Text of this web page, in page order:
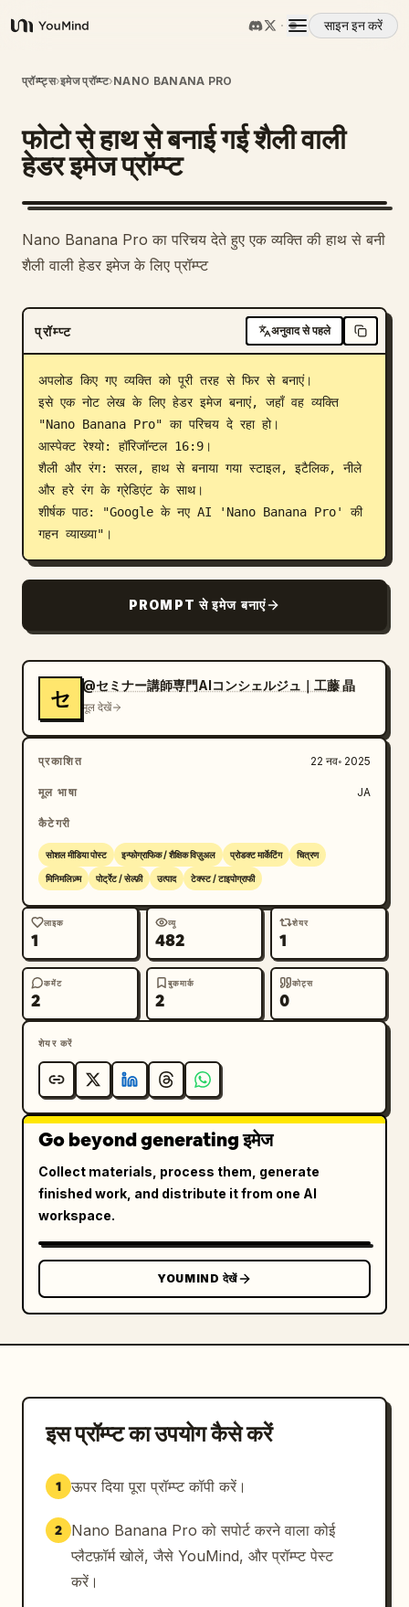
YouMind
साइन इन करें
अवलोकन
उपयोग के मामले
कौशल
प्रॉम्प्ट
मूल्य निर्धारण
डाउनलोड
अपडेट
प्रॉम्प्ट्स›इमेज प्रॉम्प्ट›NANO BANANA PRO
फोटो से हाथ से बनाई गई शैली वाली
हेडर इमेज प्रॉम्प्ट
Nano Banana Pro का परिचय देते हुए एक व्यक्ति की हाथ से बनी
शैली वाली हेडर इमेज के लिए प्रॉम्प्ट
प्रॉम्प्ट अनुवाद से पहले
अपलोड किए गए व्यक्ति को पूरी तरह से फिर से बनाएं।
इसे एक नोट लेख के लिए हेडर इमेज बनाएं, जहाँ वह व्यक्ति
"Nano Banana Pro" का परिचय दे रहा हो।
आस्पेक्ट रेश्यो: हॉरिजॉन्टल 16:9।
शैली और रंग: सरल, हाथ से बनाया गया स्टाइल, इटैलिक, नीले
और हरे रंग के ग्रेडिएंट के साथ।
शीर्षक पाठ: "Google के नए AI 'Nano Banana Pro' की
गहन व्याख्या"।
PROMPT से इमेज बनाएं
セ
@セミナー講師専門AIコンシェルジュ｜工藤 晶
मूल देखें
प्रकाशित 22 नव॰ 2025
मूल भाषा JA
कैटेगरी
सोशल मीडिया पोस्ट इन्फोग्राफिक / शैक्षिक विज़ुअल प्रोडक्ट मार्केटिंग चित्रण
मिनिमलिज़्म पोर्ट्रेट / सेल्फ़ी उत्पाद टेक्स्ट / टाइपोग्राफी
लाइक
1
व्यू
482
शेयर
1
कमेंट
2
बुकमार्क
2
कोट्स
0
शेयर करें
Go beyond generating इमेज
Collect materials, process them, generate
finished work, and distribute it from one AI
workspace.
YOUMIND देखें
इस प्रॉम्प्ट का उपयोग कैसे करें
1 ऊपर दिया पूरा प्रॉम्प्ट कॉपी करें।
2
Nano Banana Pro को सपोर्ट करने वाला कोई
प्लैटफ़ॉर्म खोलें, जैसे YouMind, और प्रॉम्प्ट पेस्ट
करें।